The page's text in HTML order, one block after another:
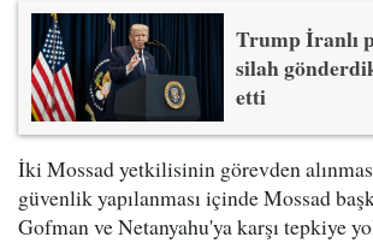
Trump İranlı
silah
etti
İki Mossad yetkilisinin görevden
güvenlik yapılanması içinde Mossad
Gofman ve Netanyahu'ya karşı tepkiye